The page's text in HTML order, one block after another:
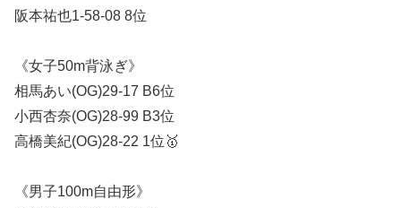
阪本祐也1-58-08 8位
《女子50m背泳ぎ》
相馬あい(OG)29-17 B6位
小西杏奈(OG)28-99 B3位
高橋美紀(OG)28-22 1位🥇
《男子100m自由形》